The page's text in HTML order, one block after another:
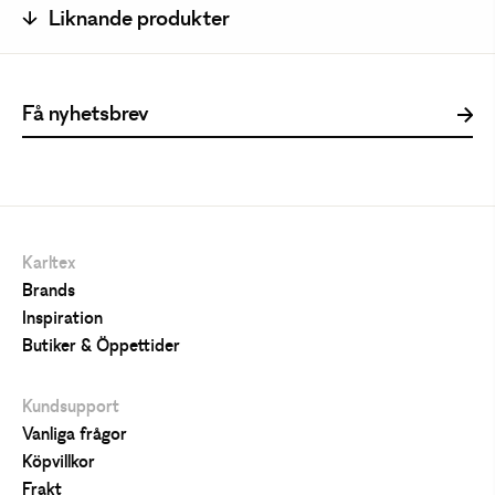
Liknande produkter
Karltex
Brands
Inspiration
Butiker & Öppettider
Kundsupport
Vanliga frågor
Köpvillkor
Frakt